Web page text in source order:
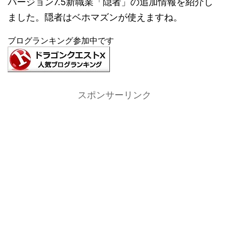
ました。隠者はベホマズンが使えますね。
ブログランキング参加中です
スポンサーリンク